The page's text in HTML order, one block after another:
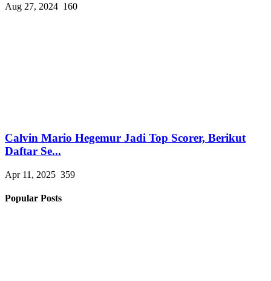
Aug 27, 2024 160
Calvin Mario Hegemur Jadi Top Scorer, Berikut
Daftar Se...
Apr 11, 2025 359
Popular Posts